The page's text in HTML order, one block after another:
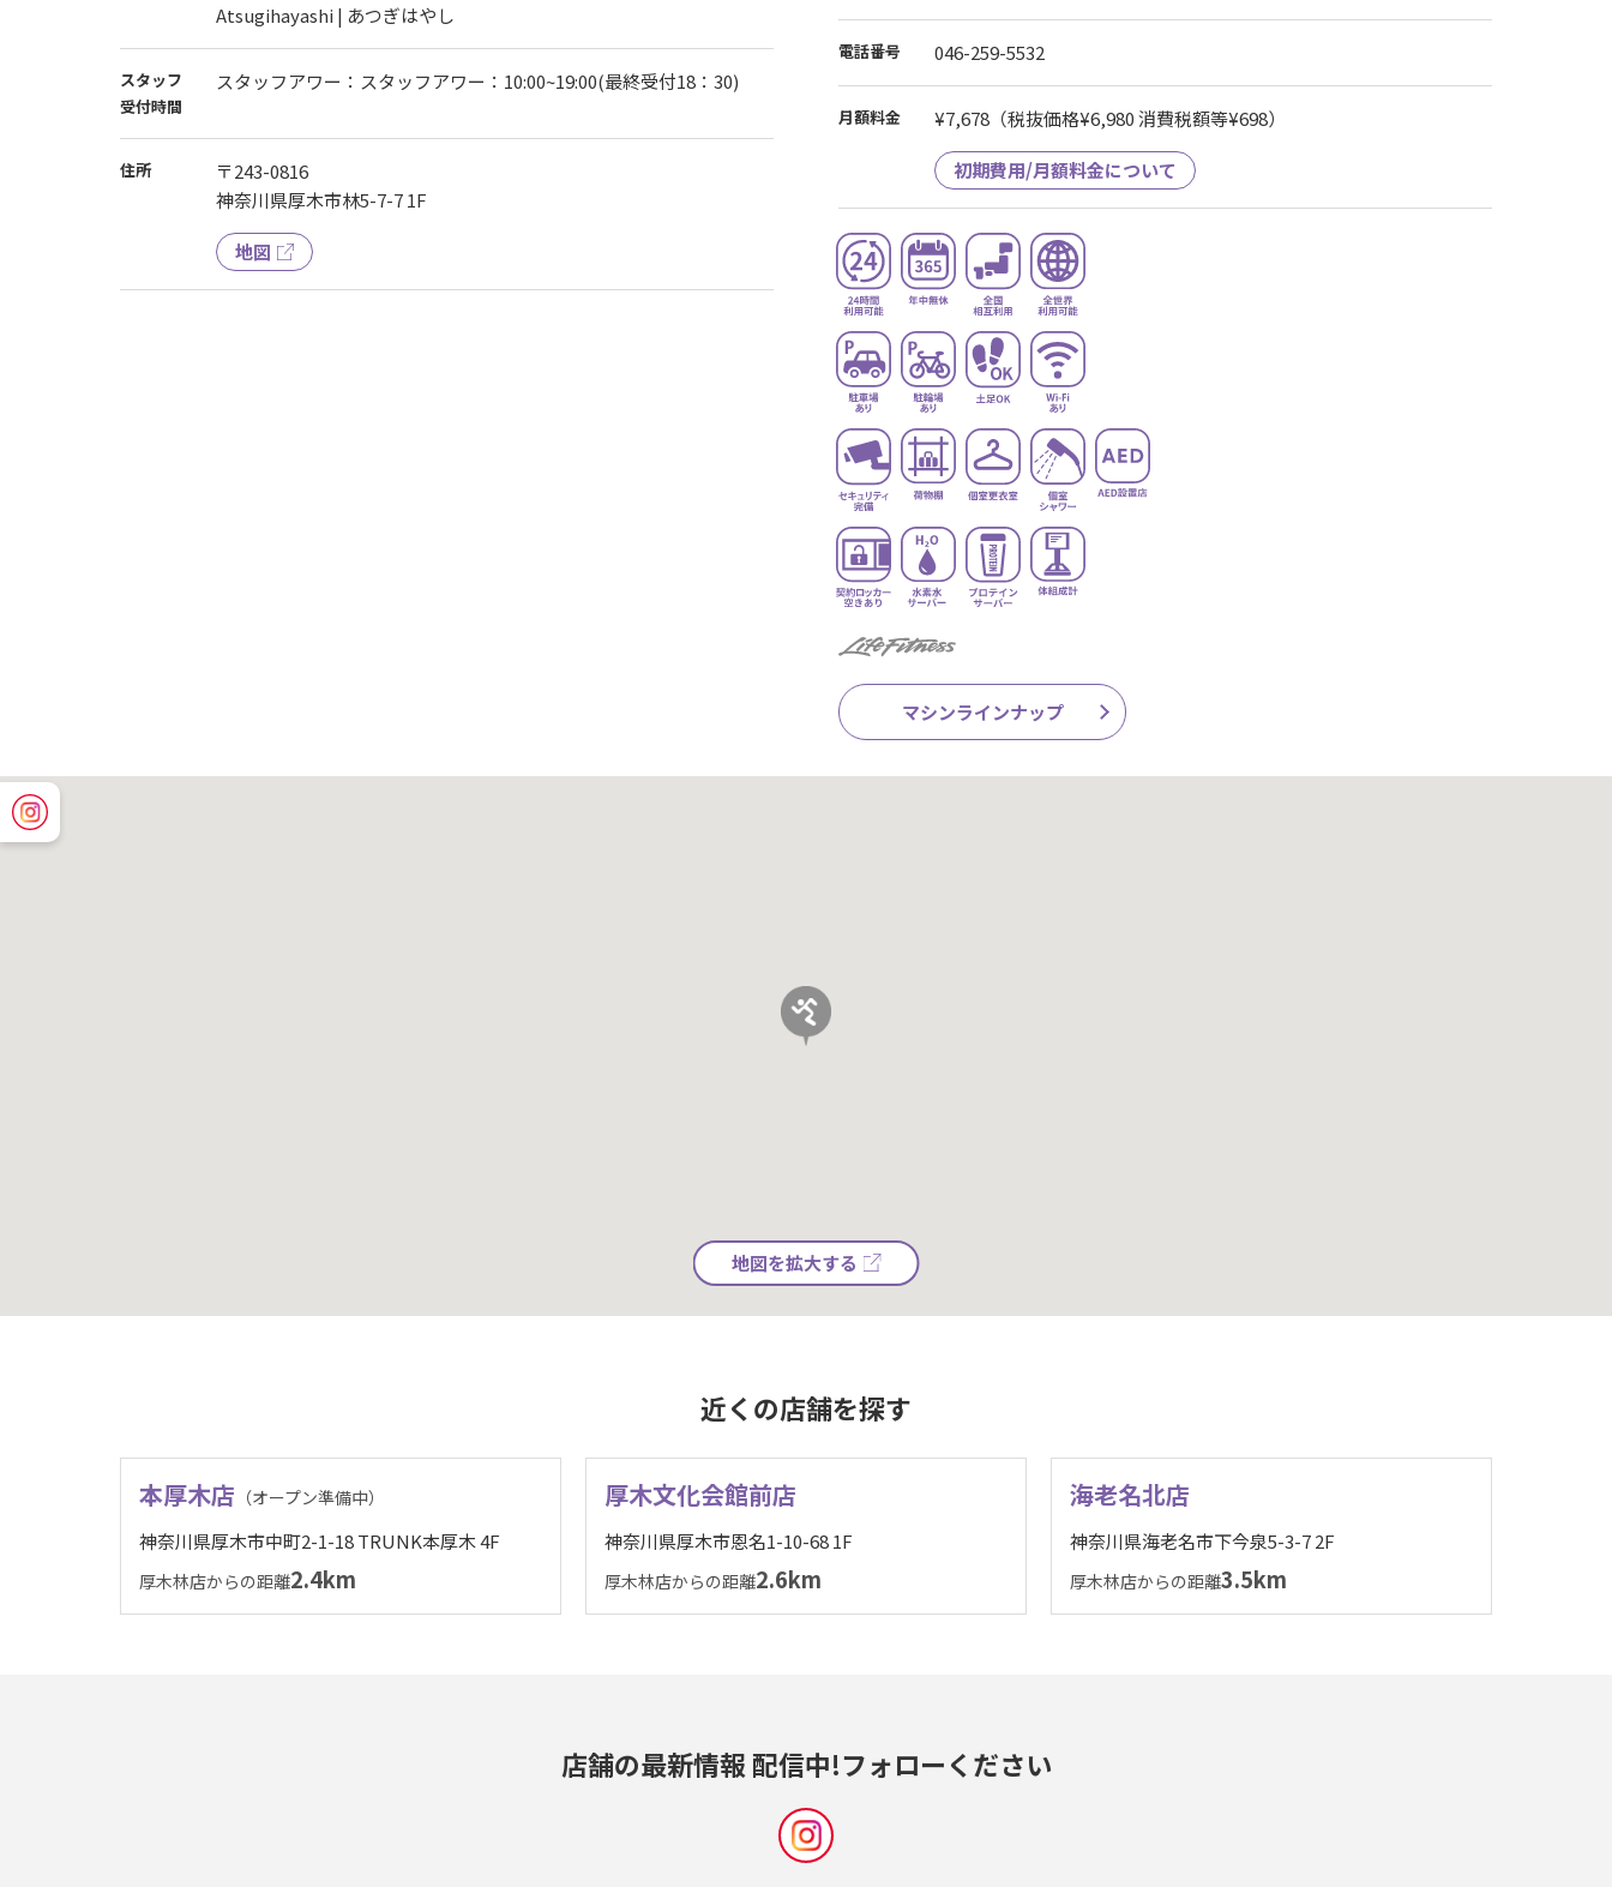
Atsugihayashi | あつぎはやし
スタッフ
受付時間
スタッフアワー：スタッフアワー：10:00~19:00(最終受付18：30)
住所
〒243-0816
神奈川県厚木市林5-7-7 1F
地図
電話番号 046-259-5532
月額料金 ¥7,678 （税抜価格¥6,980 消費税額等¥698）
初期費用/月額料金について
マシンラインナップ
地図を拡大する
近くの店舗を探す
本厚木店 （オープン準備中）
神奈川県厚木市中町2-1-18 TRUNK本厚木 4F
厚木林店からの距離2.4km
厚木文化会館前店
神奈川県厚木市恩名1-10-68 1F
厚木林店からの距離2.6km
海老名北店
神奈川県海老名市下今泉5-3-7 2F
厚木林店からの距離3.5km
店舗の最新情報 配信中!フォローください